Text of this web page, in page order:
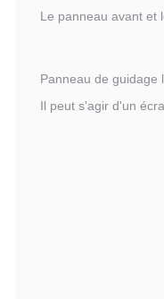
Le panneau avant et
Panneau de guidage
Il peut s'agir d'un